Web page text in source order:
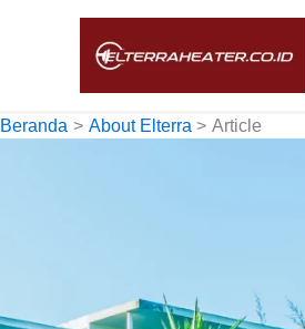
Beranda About Elterra Article